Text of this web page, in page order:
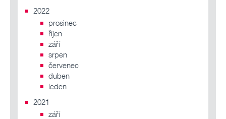
2022
prosinec
říjen
září
srpen
červenec
duben
leden
2021
září